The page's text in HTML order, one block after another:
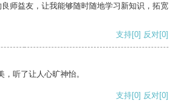
师益友，让我能够随时随地学习新知识，拓宽
支持[0] 反对[0]
听了让人心旷神怡。
支持[0] 反对[0]